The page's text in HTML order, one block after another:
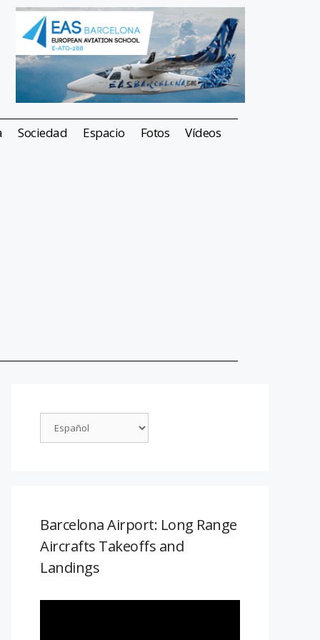
Sociedad Espacio Fotos Vídeos
Barcelona Airport: Long Range
Aircrafts Takeoffs and
Landings